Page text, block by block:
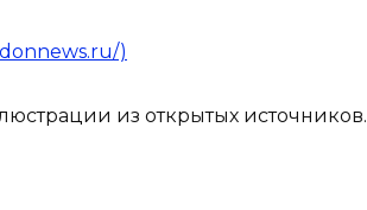
)
из открытых источников.